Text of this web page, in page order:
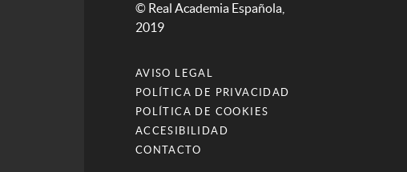
© Real Academia Española,
2019
AVISO LEGAL
POLÍTICA DE PRIVACIDAD
POLÍTICA DE COOKIES
ACCESIBILIDAD
CONTACTO